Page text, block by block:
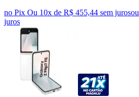
no Pix Ou 10x de R$ 455,44 sem jurosou
juros